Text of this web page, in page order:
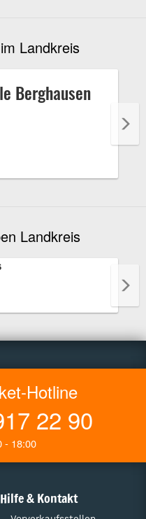
Landkreis
Berghausen
Landkreis
Hotline
22 90
- 18:00
Hilfe & Kontakt